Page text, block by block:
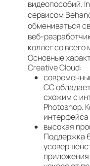
видеопособий.
сервисом
обмениваться
веб-
коллег со всего
Основные
Creative Cloud:
CC
схожим с
Photoshop.
высокая
Поддержка